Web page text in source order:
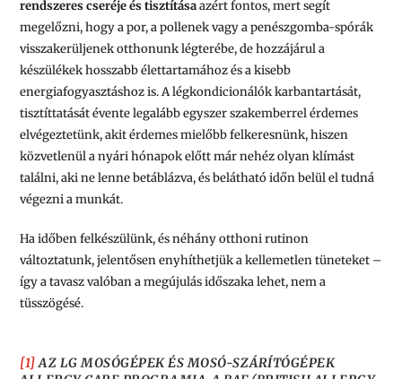
rendszeres cseréje és tisztításaazért fontos, mert segít
megelőzni, hogy a por, a pollenek vagy a penészgomba-spórák
visszakerüljenek otthonunk légterébe, de hozzájárul a
készülékek hosszabb élettartamához és a kisebb
energiafogyasztáshoz is. A légkondicionálók karbantartását,
tisztíttatását évente legalább egyszer szakemberrel érdemes
elvégeztetünk, akit érdemes mielőbb felkeresnünk, hiszen
közvetlenül a nyári hónapok előtt már nehéz olyan klímást
találni, aki ne lenne betáblázva, és belátható időn belül el tudná
végezni a munkát.
Ha időben felkészülünk, és néhány otthoni rutinon
változtatunk, jelentősen enyhíthetjük a kellemetlen tüneteket –
így a tavasz valóban a megújulás időszaka lehet, nem a
tüsszögésé.
[1]AZ LG MOSÓGÉPEK ÉS MOSÓ-SZÁRÍTÓGÉPEK